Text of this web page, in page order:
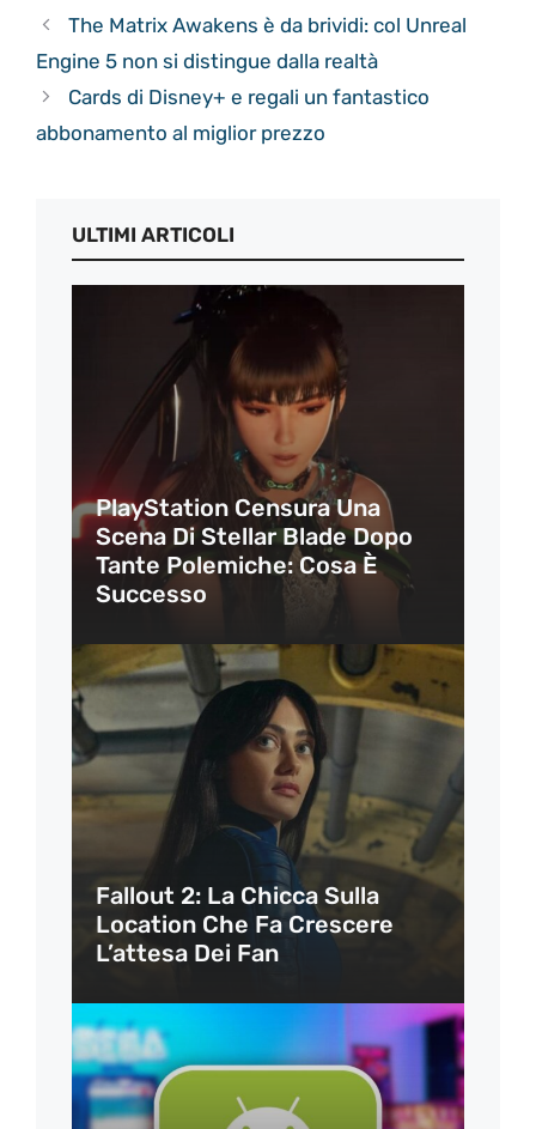
The Matrix Awakens è da brividi: col Unreal
Engine 5 non si distingue dalla realtà
Cards di Disney+ e regali un fantastico
abbonamento al miglior prezzo
ULTIMI ARTICOLI
PlayStation Censura Una
Scena Di Stellar Blade Dopo
Tante Polemiche: Cosa È
Successo
Fallout 2: La Chicca Sulla
Location Che Fa Crescere
L’attesa Dei Fan